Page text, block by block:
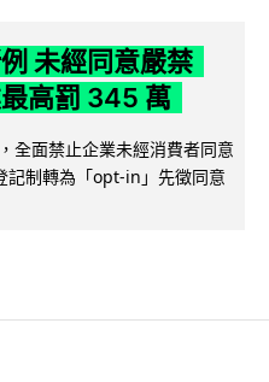
未經同意嚴禁
高罰 345 萬
全面禁止企業未經消費者同意
制轉為「opt-in」先徵同意